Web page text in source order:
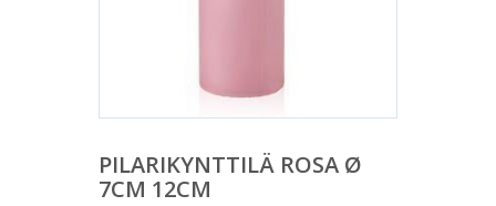
PILARIKYNTTILÄ ROSA Ø
7CM 12CM